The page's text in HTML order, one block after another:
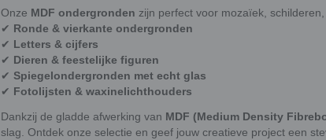
Onze MDF ondergronden zijn perfect voor mozaïek,
✔ Ronde & vierkante ondergronden
✔ Letters & cijfers
✔ Dieren & feestelijke figuren
✔ Spiegelondergronden met echt glas
✔ Fotolijsten & waxinelichthouders
Dankzij de gladde afwerking van MDF (Medium Density
slag. Ontdek onze selectie en geef jouw creatieve project een